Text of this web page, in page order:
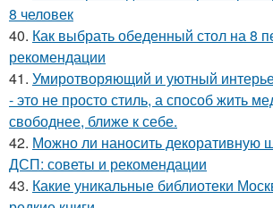
8 человек
40. Как выбрать обеденный стол на 8
рекомендации
41. Умиротворяющий и уютный
- это не просто стиль, а способ жить
свободнее, ближе к себе.
42. Можно ли наносить декоративную
ДСП: советы и рекомендации
43. Какие уникальные библиотеки